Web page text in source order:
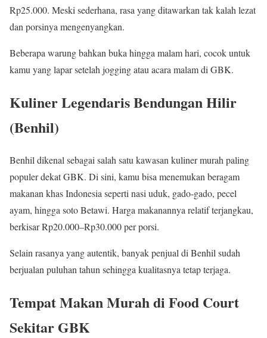
Rp25.000. Meski sederhana, rasa yang ditawarkan tak kalah lezat
dan porsinya mengenyangkan.
Beberapa warung bahkan buka hingga malam hari, cocok untuk
kamu yang lapar setelah jogging atau acara malam di GBK.
Kuliner Legendaris Bendungan Hilir
(Benhil)
Benhil dikenal sebagai salah satu kawasan kuliner murah paling
populer dekat GBK. Di sini, kamu bisa menemukan beragam
makanan khas Indonesia seperti nasi uduk, gado-gado, pecel
ayam, hingga soto Betawi. Harga makanannya relatif terjangkau,
berkisar Rp20.000–Rp30.000 per porsi.
Selain rasanya yang autentik, banyak penjual di Benhil sudah
berjualan puluhan tahun sehingga kualitasnya tetap terjaga.
Tempat Makan Murah di Food Court
Sekitar GBK